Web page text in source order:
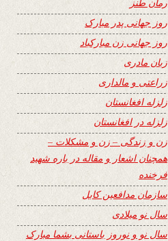
روز جهانی پدر مبارک
روز جهانی زن مبارکباد
زبان مادری
زراعتی و مالداری
زلزله افغانستان
زلزله در افغانستان
زن و زندگی – زن و مشکلات –
همچنان اشعار و مقاله در باره شهید
فرخنده
سازمان مدافعین کابل
سال نو میلادی
سال نو و نوروز باستانی بشما مبارک